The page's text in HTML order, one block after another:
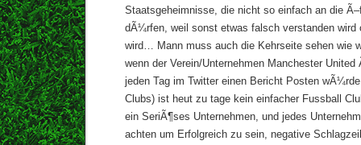
Staatsgeheimnisse, die nicht so einfach an die
dÃ¼rfen, weil sonst etwas falsch verstanden wird
wird… Mann muss auch die Kehrseite sehen wie
wenn der Verein/Unternehmen Manchester
jeden Tag im Twitter einen Bericht Posten
Clubs) ist heut zu tage kein einfacher Fussball
ein SeriÃ¶ses Unternehmen, und jedes
achten um Erfolgreich zu sein, negative